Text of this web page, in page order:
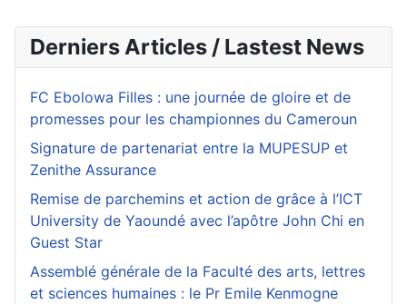
Derniers Articles / Lastest News
FC Ebolowa Filles : une journée de gloire et de
promesses pour les championnes du Cameroun
Signature de partenariat entre la MUPESUP et
Zenithe Assurance
Remise de parchemins et action de grâce à l’ICT
University de Yaoundé avec l’apôtre John Chi en
Guest Star
Assemblé générale de la Faculté des arts, lettres
et sciences humaines : le Pr Emile Kenmogne